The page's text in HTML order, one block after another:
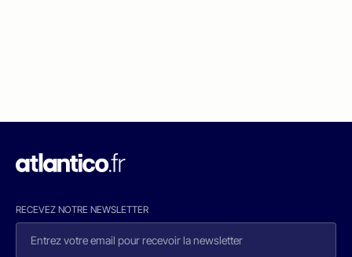
RECEVEZ NOTRE NEWSLETTER